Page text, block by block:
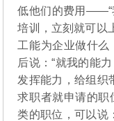
低他们的费用——“
培训，立刻就可以
工能为企业做什么
后说：“就我的能
发挥能力，给组织
求职者就申请的职
类的职位，可以说